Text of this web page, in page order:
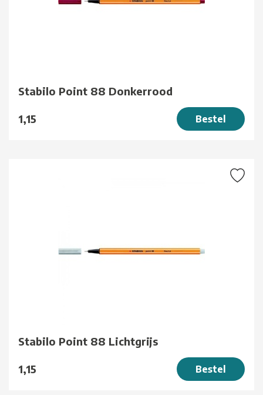
Stabilo Point 88 Donkerrood
1,15 Bestel
Stabilo Point 88 Lichtgrijs
1,15 Bestel